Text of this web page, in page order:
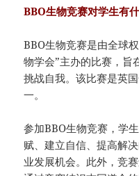
BBO生物竞赛对学生有
BBO生物竞赛是由全球
物学会”主办的比赛，旨
挑战自我。该比赛是英
一。
参加BBO生物竞赛，学
赋、建立自信、提高解
业发展机会。此外，竞